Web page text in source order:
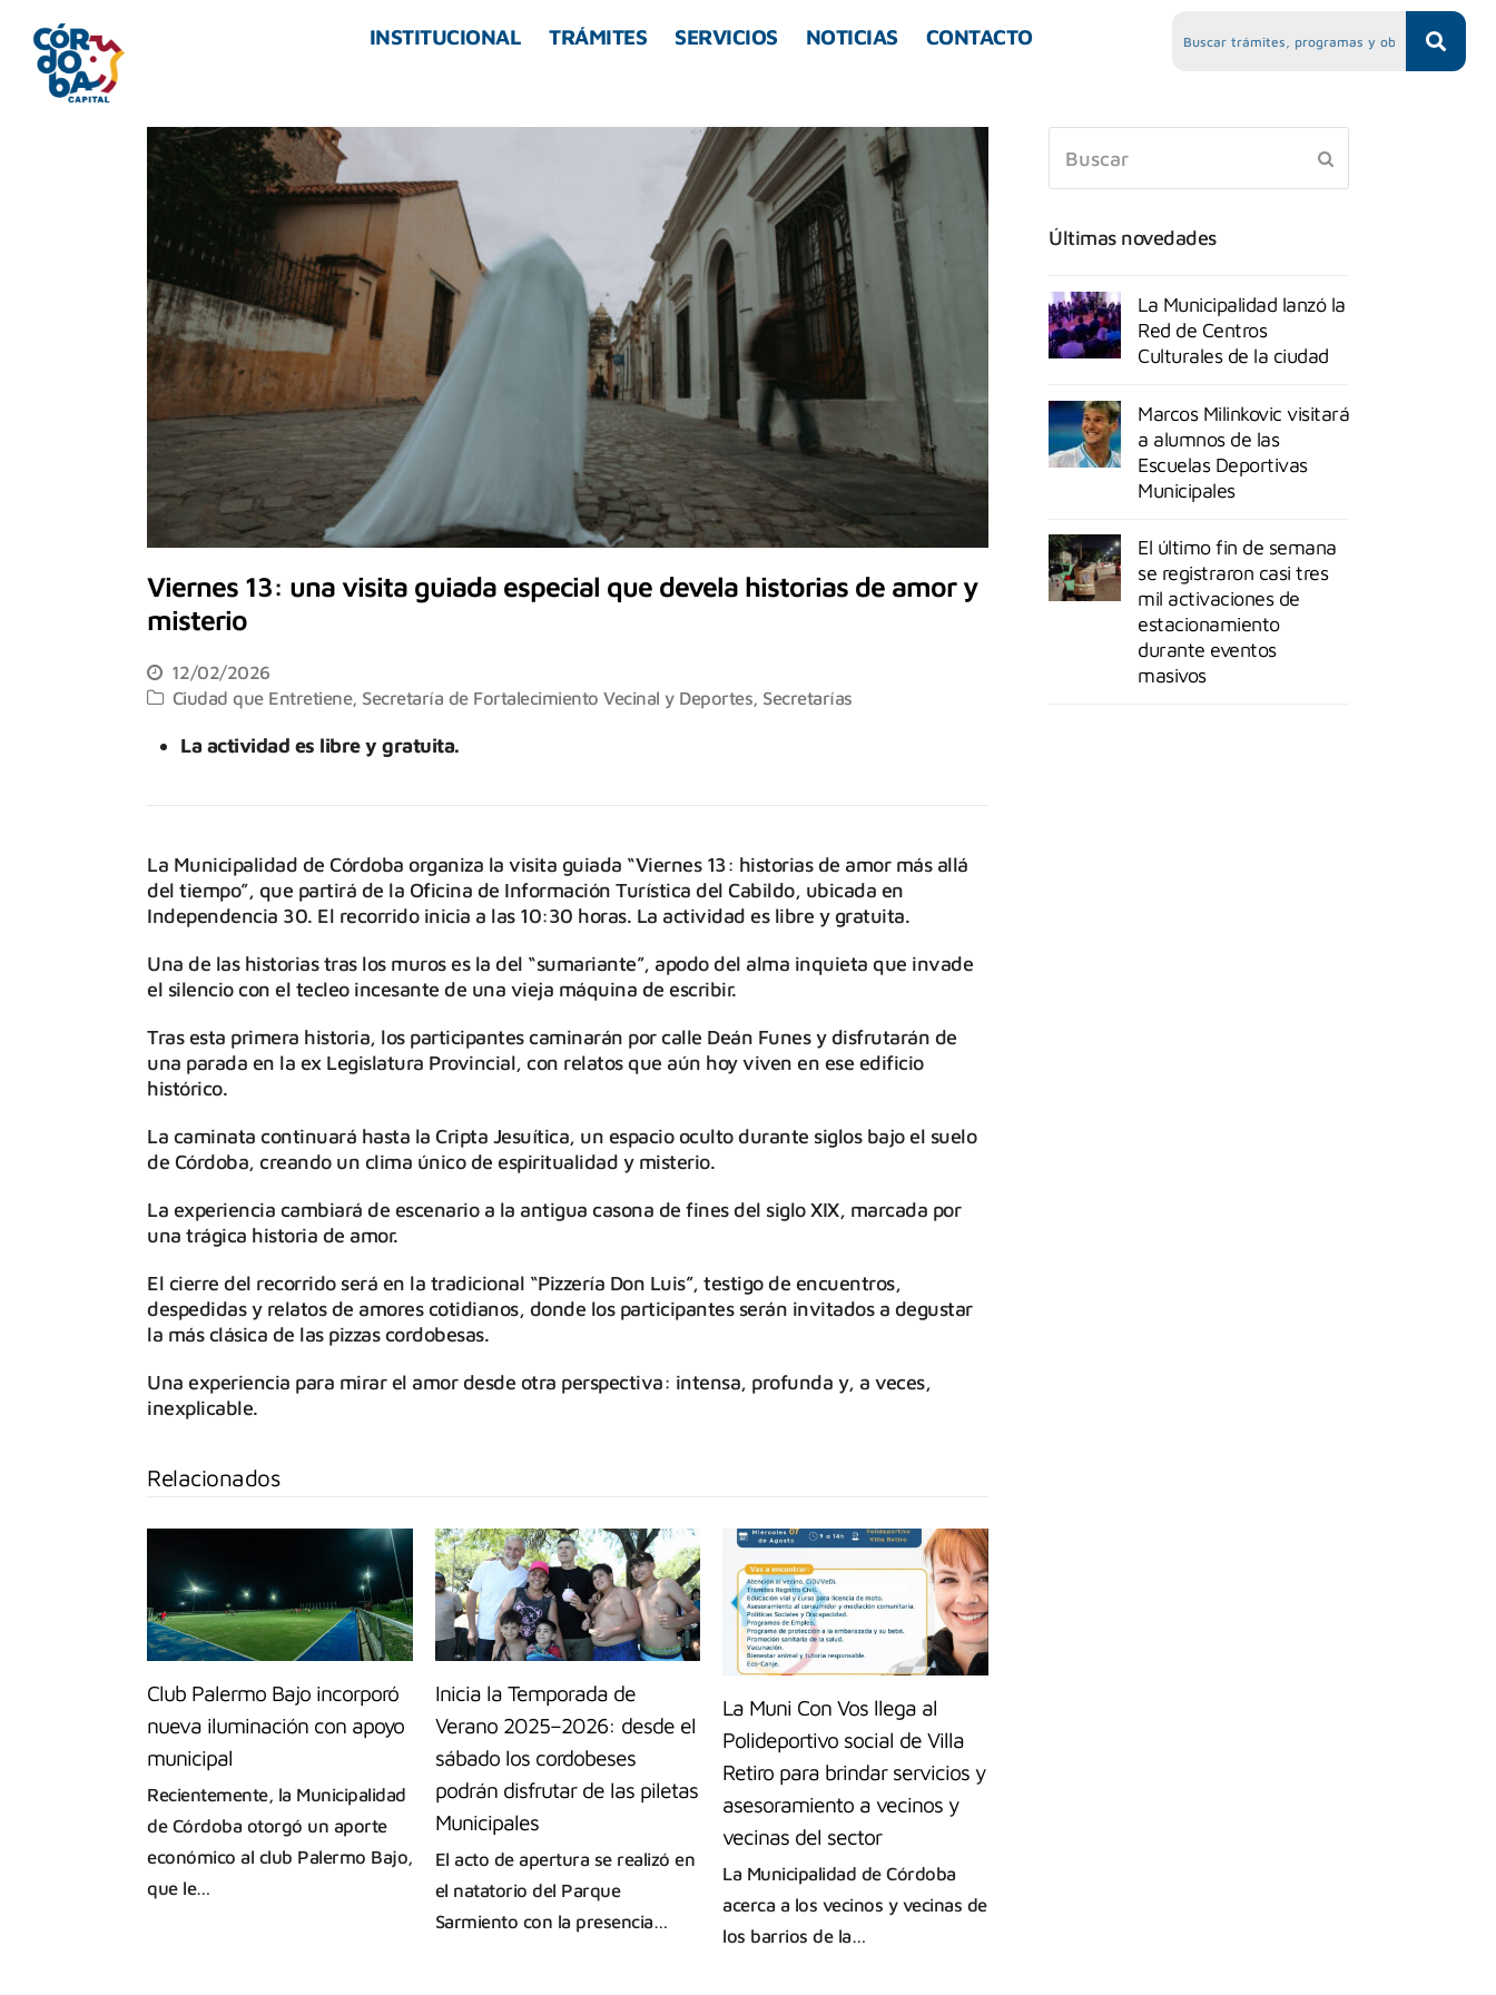
INSTITUCIONAL TRÁMITES SERVICIOS NOTICIAS CONTACTO
Viernes 13: una visita guiada especial que devela historias de amor y
misterio
12/02/2026
Ciudad que Entretiene, Secretaría de Fortalecimiento Vecinal y Deportes, Secretarías
La actividad es libre y gratuita.
La Municipalidad de Córdoba organiza la visita guiada “Viernes 13: historias de amor más allá
del tiempo”, que partirá de la Oficina de Información Turística del Cabildo, ubicada en
Independencia 30. El recorrido inicia a las 10:30 horas. La actividad es libre y gratuita.
Una de las historias tras los muros es la del “sumariante”, apodo del alma inquieta que invade
el silencio con el tecleo incesante de una vieja máquina de escribir.
Tras esta primera historia, los participantes caminarán por calle Deán Funes y disfrutarán de
una parada en la ex Legislatura Provincial, con relatos que aún hoy viven en ese edificio
histórico.
La caminata continuará hasta la Cripta Jesuítica, un espacio oculto durante siglos bajo el suelo
de Córdoba, creando un clima único de espiritualidad y misterio.
La experiencia cambiará de escenario a la antigua casona de fines del siglo XIX, marcada por
una trágica historia de amor.
El cierre del recorrido será en la tradicional “Pizzería Don Luis”, testigo de encuentros,
despedidas y relatos de amores cotidianos, donde los participantes serán invitados a degustar
la más clásica de las pizzas cordobesas.
Una experiencia para mirar el amor desde otra perspectiva: intensa, profunda y, a veces,
inexplicable.
Relacionados
Club Palermo Bajo incorporó
nueva iluminación con apoyo
municipal
Recientemente, la Municipalidad
de Córdoba otorgó un aporte
económico al club Palermo Bajo,
que le…
Inicia la Temporada de
Verano 2025–2026: desde el
sábado los cordobeses
podrán disfrutar de las piletas
Municipales
El acto de apertura se realizó en
el natatorio del Parque
Sarmiento con la presencia…
La Muni Con Vos llega al
Polideportivo social de Villa
Retiro para brindar servicios y
asesoramiento a vecinos y
vecinas del sector
La Municipalidad de Córdoba
acerca a los vecinos y vecinas de
los barrios de la…
Últimas novedades
La Municipalidad lanzó la
Red de Centros
Culturales de la ciudad
Marcos Milinkovic visitará
a alumnos de las
Escuelas Deportivas
Municipales
El último fin de semana
se registraron casi tres
mil activaciones de
estacionamiento
durante eventos
masivos